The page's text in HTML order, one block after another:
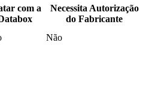
com a
Necessita Autorização
do Fabricante
Não